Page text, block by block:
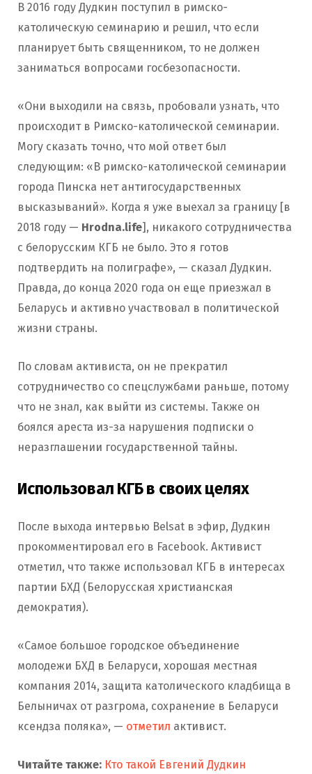
В 2016 году Дудкин поступил в римско-
католическую семинарию и решил, что если
планирует быть священником, то не должен
заниматься вопросами госбезопасности.
«Они выходили на связь, пробовали узнать, что
происходит в Римско-католической семинарии.
Могу сказать точно, что мой ответ был
следующим: «В римско-католической семинарии
города Пинска нет антигосударственных
высказываний». Когда я уже выехал за границу [в
2018 году — Hrodna.life], никакого сотрудничества
с белорусским КГБ не было. Это я готов
подтвердить на полиграфе», — сказал Дудкин.
Правда, до конца 2020 года он еще приезжал в
Беларусь и активно участвовал в политической
жизни страны.
По словам активиста, он не прекратил
сотрудничество со спецслужбами раньше, потому
что не знал, как выйти из системы. Также он
боялся ареста из-за нарушения подписки о
неразглашении государственной тайны.
Использовал КГБ в своих целях
После выхода интервью Belsat в эфир, Дудкин
прокомментировал его в Facebook. Активист
отметил, что также использовал КГБ в интересах
партии БХД (Белорусская христианская
демократия).
«Самое большое городское объединение
молодежи БХД в Беларуси, хорошая местная
компания 2014, защита католического кладбища в
Белыничах от разгрома, сохранение в Беларуси
ксендза поляка», — отметил активист.
Читайте также: Кто такой Евгений Дудкин